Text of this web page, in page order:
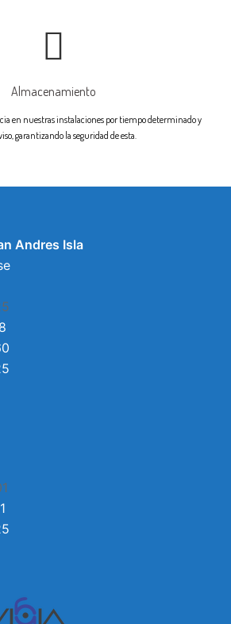
Almacenamiento
en nuestras instalaciones por tiempo determinado y
garantizando la seguridad de esta.
Andres Isla